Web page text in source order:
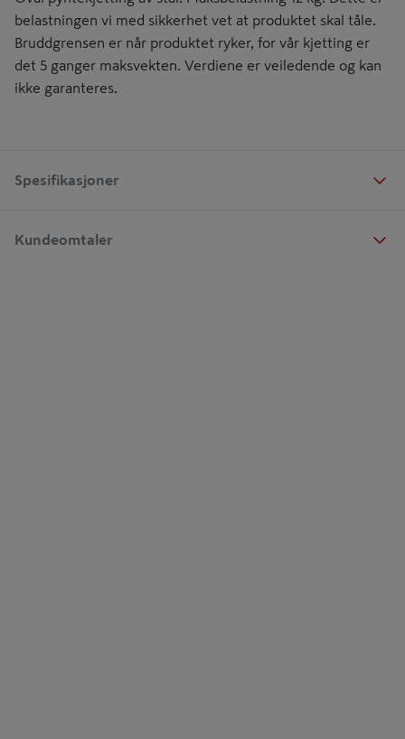
belastningen vi med sikkerhet vet at produktet skal tåle.
Bruddgrensen er når produktet ryker, for vår kjetting er
det 5 ganger maksvekten. Verdiene er veiledende og kan
ikke garanteres.
Spesifikasjoner
Kundeomtaler